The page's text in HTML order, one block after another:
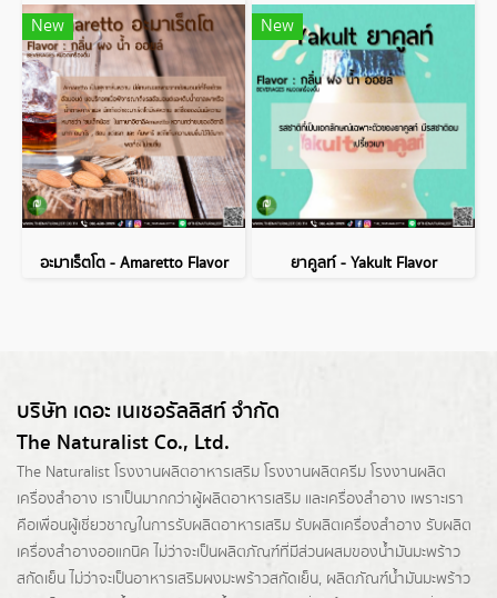
New
อะมาเร็ตโต - Amaretto Flavor
New
ยาคูลท์ - Yakult Flavor
บริษัท เดอะ เนเชอรัลลิสท์ จำกัด
The Naturalist Co., Ltd.
The Naturalist โรงงานผลิตอาหารเสริม โรงงานผลิตครีม โรงงานผลิต
เครื่องสำอาง เราเป็นมากกว่าผู้ผลิตอาหารเสริม และเครื่องสำอาง เพราะเรา
คือเพื่อนผู้เชี่ยวชาญในการรับผลิตอาหารเสริม รับผลิตเครื่องสำอาง รับผลิต
เครื่องสำอางออแกนิค ไม่ว่าจะเป็นผลิตภัณฑ์ที่มีส่วนผสมของน้ำมันมะพร้าว
สกัดเย็น ไม่ว่าจะเป็นอาหารเสริมผงมะพร้าวสกัดเย็น, ผลิตภัณฑ์น้ำมันมะพร้าว